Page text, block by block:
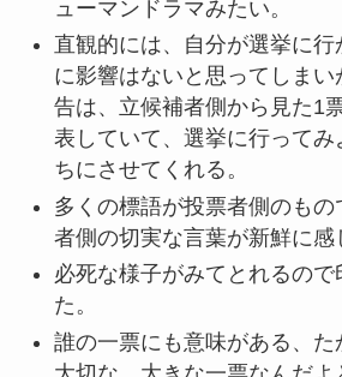
ューマンドラマみたい。
直観的には、自分が選挙に
に影響はないと思ってしま
告は、立候補者側から見た1
表していて、選挙に行って
ちにさせてくれる。
多くの標語が投票者側のも
者側の切実な言葉が新鮮に感
必死な様子がみてとれるので
た。
誰の一票にも意味がある、た